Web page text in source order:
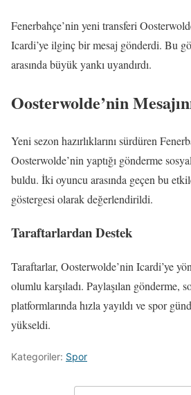
Fenerbahçe’nin yeni transferi
Icardi’ye ilginç bir mesaj gönderdi. Bu
arasında büyük yankı uyandırdı.
Oosterwolde’nin
Yeni sezon hazırlıklarını sürdüren
Oosterwolde’nin yaptığı gönderme
buldu. İki oyuncu arasında geçen bu
göstergesi olarak değerlendirildi.
Taraftarlardan Destek
Taraftarlar, Oosterwolde’nin Icardi’ye
olumlu karşıladı. Paylaşılan gönderme,
platformlarında hızla yayıldı ve spor
yükseldi.
Kategoriler: Spor